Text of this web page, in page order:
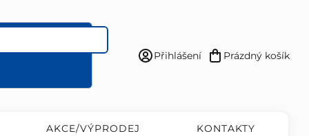
Přihlášení
Nákupní
Prázdný košík
AKCE/VÝPRODEJ KONTAKTY